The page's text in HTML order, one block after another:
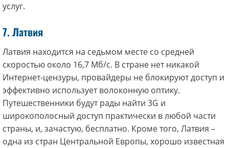
услуг.
7. Латвия
Латвия находится на седьмом месте со средней
скоростью около 16,7 Мб/с. В стране нет никакой
Интернет-цензуры, провайдеры не блокируют доступ и
эффективно использует волоконную оптику.
Путешественники будут рады найти 3G и
широкополосный доступ практически в любой части
страны, и, зачастую, бесплатно. Кроме того, Латвия –
одна из стран Центральной Европы, хорошо известная